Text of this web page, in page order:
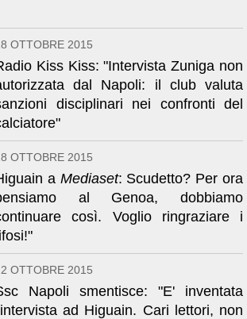
OTTOBRE 2015
Kiss Kiss: "Intervista Zuniga non
dal Napoli: il club valuta
disciplinari nei confronti del
OTTOBRE 2015
a Mediaset: Scudetto? Per ora
al Genoa, dobbiamo
così. Voglio ringraziare i
OTTOBRE 2015
Napoli smentisce: "E' inventata
ad Higuain. Cari lettori, non